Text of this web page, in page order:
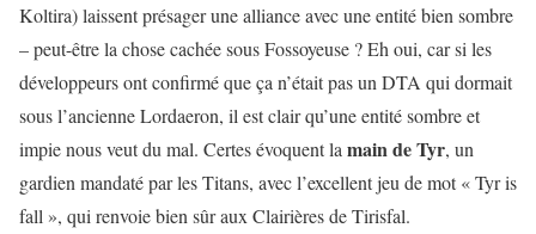
Koltira) laissent présager une alliance avec une entité bien sombre
– peut-être la chose cachée sous Fossoyeuse ? Eh oui, car si les
développeurs ont confirmé que ça n’était pas un DTA qui dormait
sous l’ancienne Lordaeron, il est clair qu’une entité sombre et
impie nous veut du mal. Certes évoquent la main de Tyr, un
gardien mandaté par les Titans, avec l’excellent jeu de mot « Tyr is
fall », qui renvoie bien sûr aux Clairières de Tirisfal.